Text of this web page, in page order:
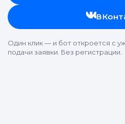
Один клик — и бот откроется с
подачи заявки. Без регистрации.